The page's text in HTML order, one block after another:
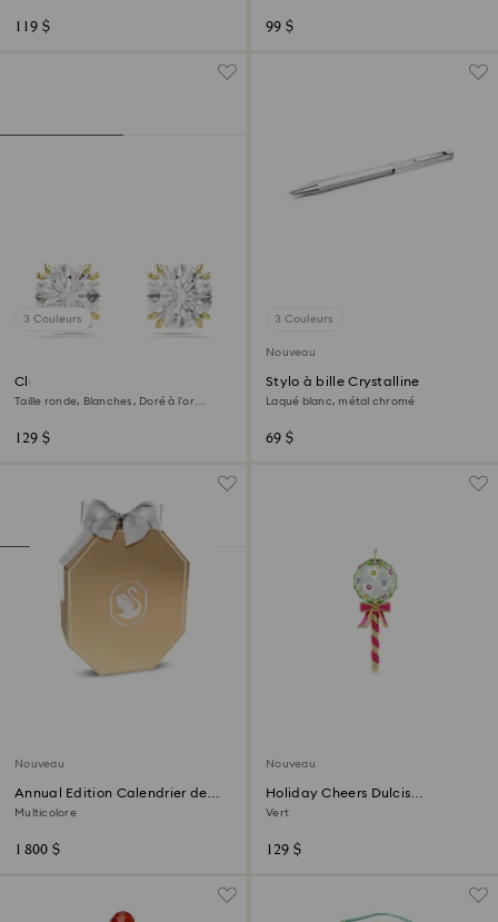
119 $ 99 $
3 Couleurs
Clous d'oreilles Stilla
Taille ronde, Blanches, Doré à l’or
129 $
3 Couleurs
Nouveau
Stylo à bille Crystalline
Laqué blanc, métal chromé
69 $
Nouveau
Annual Edition Calendrier de
l’Avent 2026
Multicolore
1 800 $
Nouveau
Holiday Cheers Dulcis
Décoration Sucette
Vert
129 $